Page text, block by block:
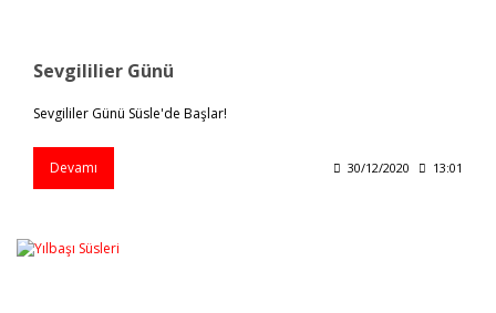
Sevgililier Günü
Sevgililer Günü Süsle'de Başlar!
Devamı 30/12/2020 13:01